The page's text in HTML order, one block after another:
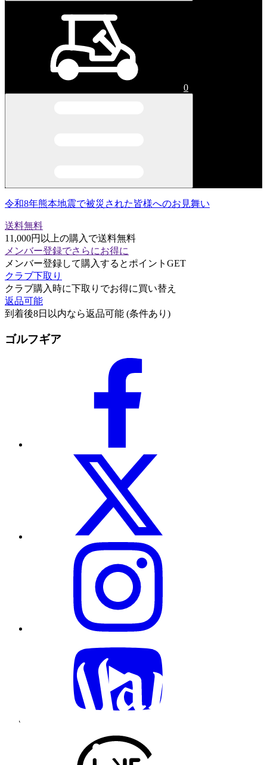
0
令和8年熊本地震で被災された皆様へのお見舞い
送料無料
11,000円以上の購入で送料無料
メンバー登録でさらにお得に
メンバー登録して購入するとポイントGET
クラブ下取り
クラブ購入時に下取りでお得に買い替え
返品可能
到着後8日以内なら返品可能 (条件あり)
ゴルフギア